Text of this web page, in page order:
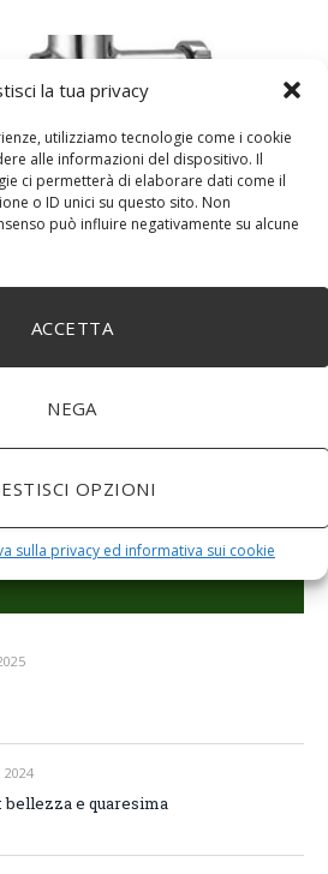
la tua privacy
utilizziamo tecnologie come i cookie
alle informazioni del dispositivo. Il
ci permetterà di elaborare dati come il
o ID unici su questo sito. Non
può influire negativamente su alcune
ACCETTA
NEGA
OPZIONI
sulla privacy ed informativa sui cookie
Succo Manuale per Le Erbe di
Verdura Estrattore di Succo
2024
bellezza e quaresima